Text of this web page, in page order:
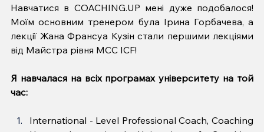
Навчатися в COACHING.UP мені дуже подобалося!
Моїм основним тренером була Ірина Горбачева, а
лекції Жана Франсуа Кузін стали першими лекціями
від Майстра рівня МСС ICF!
Я навчалася на всіх програмах університету на той
час:
International - Level Professional Coach, Coaching